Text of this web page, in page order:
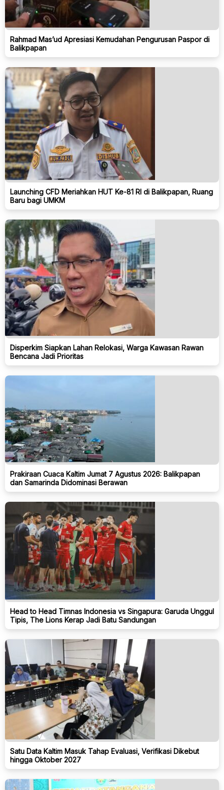
Rahmad Mas’ud Apresiasi Kemudahan Pengurusan Paspor di
Balikpapan
Launching CFD Meriahkan HUT Ke-81 RI di Balikpapan, Ruang
Baru bagi UMKM
Disperkim Siapkan Lahan Relokasi, Warga Kawasan Rawan
Bencana Jadi Prioritas
Prakiraan Cuaca Kaltim Jumat 7 Agustus 2026: Balikpapan
dan Samarinda Didominasi Berawan
Head to Head Timnas Indonesia vs Singapura: Garuda Unggul
Tipis, The Lions Kerap Jadi Batu Sandungan
Satu Data Kaltim Masuk Tahap Evaluasi, Verifikasi Dikebut
hingga Oktober 2027